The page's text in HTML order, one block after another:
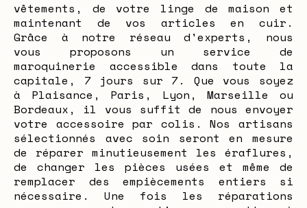
vêtements, de votre linge de maison et
maintenant de vos articles en cuir.
Grâce à notre réseau d'experts, nous
vous proposons un service de
maroquinerie accessible dans toute la
capitale, 7 jours sur 7. Que vous soyez
à Plaisance, Paris, Lyon, Marseille ou
Bordeaux, il vous suffit de nous envoyer
votre accessoire par colis. Nos artisans
sélectionnés avec soin seront en mesure
de réparer minutieusement les éraflures,
de changer les pièces usées et même de
remplacer des empiècements entiers si
nécessaire. Une fois les réparations